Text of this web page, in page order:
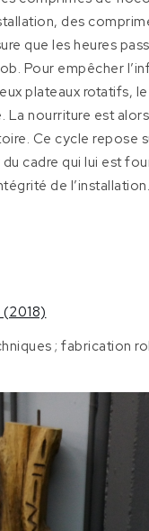
des
que les heures
Pour empêcher
plateaux rotatifs,
La nourriture est
Ce cycle repose
cadre qui lui est
de l’installation.
; fabrication